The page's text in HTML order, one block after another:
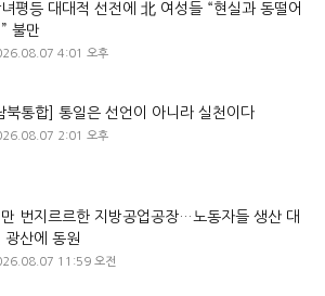
녀평등 대대적 선전에 北 여성들 “현실과 동떨어
불만
4:01 오후
북통합] 통일은 선언이 아니라 실천이다
2:01 오후
만 번지르르한 지방공업공장…노동자들 생산 대
광산에 동원
11:59 오전